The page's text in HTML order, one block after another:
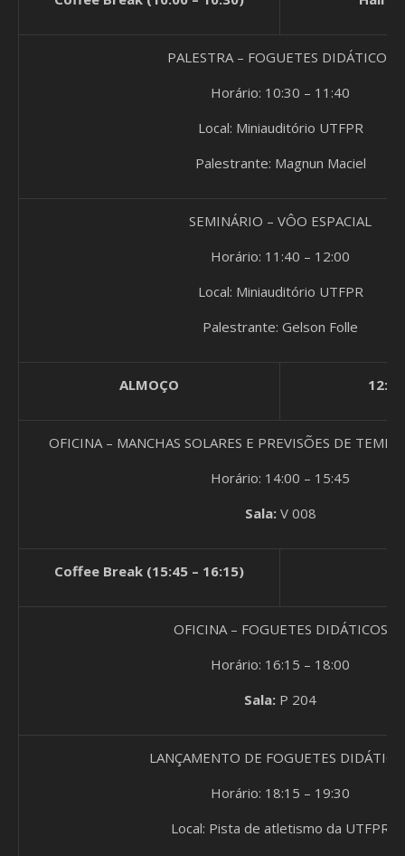
PALESTRA – FOGUETES DIDÁTICOS
Horário: 10:30 – 11:40
Local: Miniauditório UTFPR
Palestrante: Magnun Maciel
SEMINÁRIO – VÔO ESPACIAL
Horário: 11:40 – 12:00
Local: Miniauditório UTFPR
Palestrante: Gelson Folle
ALMOÇO
OFICINA – MANCHAS SOLARES E PREVISÕES DE
Horário: 14:00 – 15:45
Sala: V 008
Coffee Break (15:45 – 16:15)
OFICINA – FOGUETES DIDÁTICOS
Horário: 16:15 – 18:00
Sala: P 204
LANÇAMENTO DE FOGUETES
Horário: 18:15 – 19:30
Local: Pista de atletismo da UTFPR